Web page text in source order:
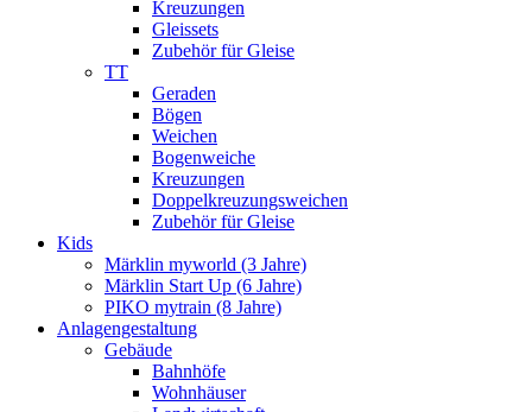
Kreuzungen
Gleissets
Zubehör für Gleise
TT
Geraden
Bögen
Weichen
Bogenweiche
Kreuzungen
Doppelkreuzungsweichen
Zubehör für Gleise
Kids
Märklin myworld (3 Jahre)
Märklin Start Up (6 Jahre)
PIKO mytrain (8 Jahre)
Anlagengestaltung
Gebäude
Bahnhöfe
Wohnhäuser